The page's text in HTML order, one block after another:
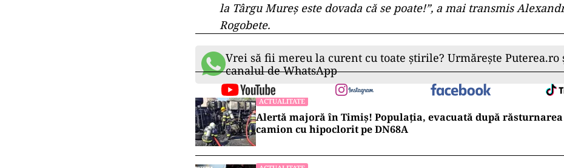
la Târgu Mureş este dovada că se poate!”, a mai transmis
Rogobete.
Vrei să fii mereu la curent cu toate știrile? Urmărește Puterea.ro
canalul de WhatsApp
ACTUALITATE
Alertă majoră în Timiș! Populația, evacuată după
camion cu hipoclorit pe DN68A